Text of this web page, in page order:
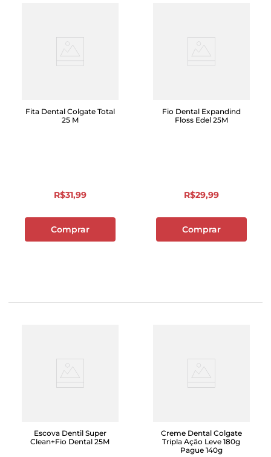
Fita Dental Colgate Total
25 M
R$31,99
Comprar
Fio Dental Expandind
Floss Edel 25M
R$29,99
Comprar
Escova Dentil Super
Clean+Fio Dental 25M
Creme Dental Colgate
Tripla Ação Leve 180g
Pague 140g